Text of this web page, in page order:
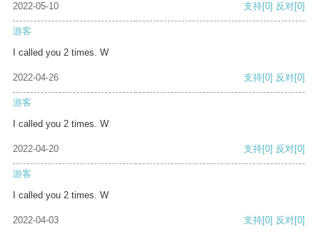
2022-05-10 支持[0] 反对[0]
游客
I called you 2 times. W
2022-04-26 支持[0] 反对[0]
游客
I called you 2 times. W
2022-04-20 支持[0] 反对[0]
游客
I called you 2 times. W
2022-04-03 支持[0] 反对[0]